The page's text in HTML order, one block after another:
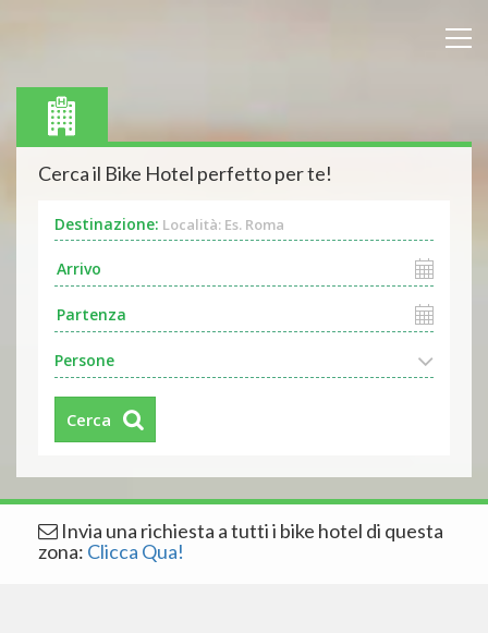
Cerca il Bike Hotel perfetto per te!
Destinazione: Località: Es. Roma
Persone
Cerca
Invia una richiesta a tutti i bike hotel di questa
zona: Clicca Qua!